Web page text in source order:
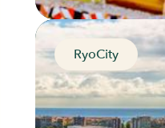
Through
Barcelona, Spain
RyoCity